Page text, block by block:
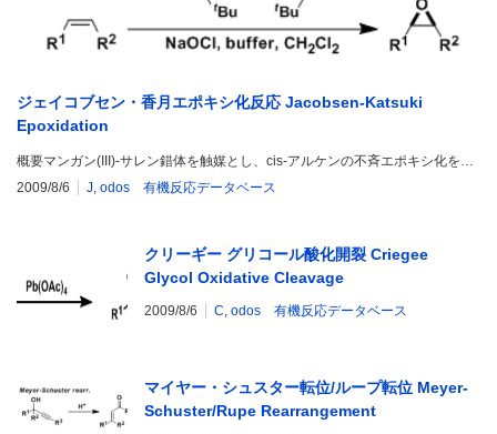
ジェイコブセン・香月エポキシ化反応 Jacobsen-Katsuki
Epoxidation
概要マンガン(III)-サレン錯体を触媒とし、cis-アルケンの不斉エポキシ化を…
2009/8/6
J odos 有機反応データベース
クリーギー グリコール酸化開裂 Criegee
Glycol Oxidative Cleavage
2009/8/6 C odos 有機反応データベース
マイヤー・シュスター転位/ループ転位 Meyer-
Schuster/Rupe Rearrangement